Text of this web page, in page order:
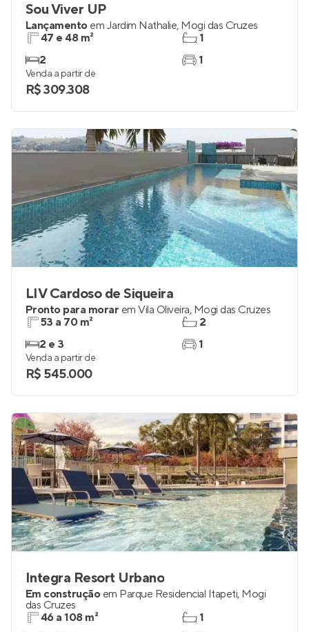
Sou Viver UP
Lançamento em Jardim Nathalie, Mogi das Cruzes
47 e 48 m²
2
1
1
Venda a partir de
R$ 309.308
LIV Cardoso de Siqueira
Pronto para morar em Vila Oliveira, Mogi das Cruzes
53 a 70 m²
2 e 3
2
1
Venda a partir de
R$ 545.000
Integra Resort Urbano
Em construção em Parque Residencial Itapeti, Mogi
das Cruzes
46 a 108 m²
1